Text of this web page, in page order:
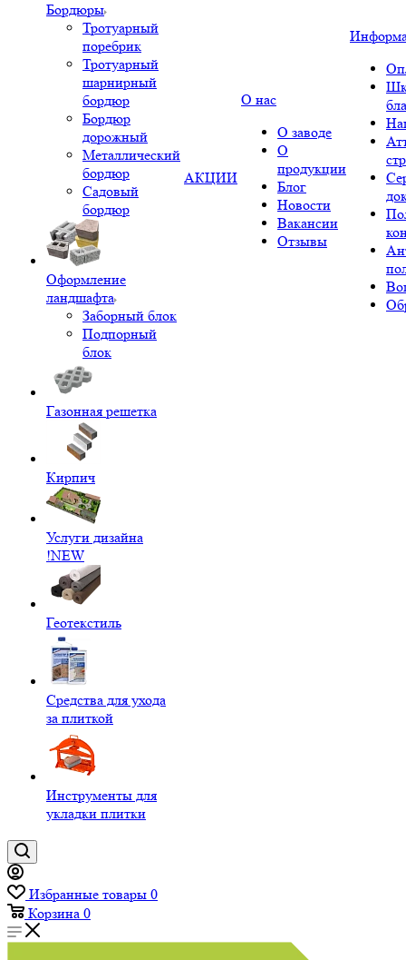
Бордюры
Тротуарный
поребрик
Тротуарный
шарнирный
бордюр
Бордюр
дорожный
Металлический
бордюр
Садовый
бордюр
Оформление
ландшафта
Заборный блок
Подпорный
блок
Газонная решетка
Кирпич
Услуги дизайна
!NEW
Геотекстиль
Средства для ухода
за плиткой
Инструменты для
укладки плитки
АКЦИИ
О нас
О заводе
О
продукции
Блог
Новости
Вакансии
Отзывы
Избранные товары 0
Корзина 0